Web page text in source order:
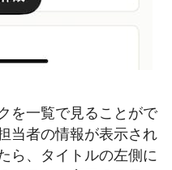
を一覧で見ることがで
当者の情報が表示され
ら、タイトルの左側に